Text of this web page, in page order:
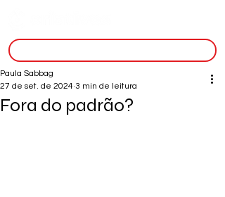
Fora do padrão?
Paula Sabbag
27 de set. de 2024 3 min de leitura